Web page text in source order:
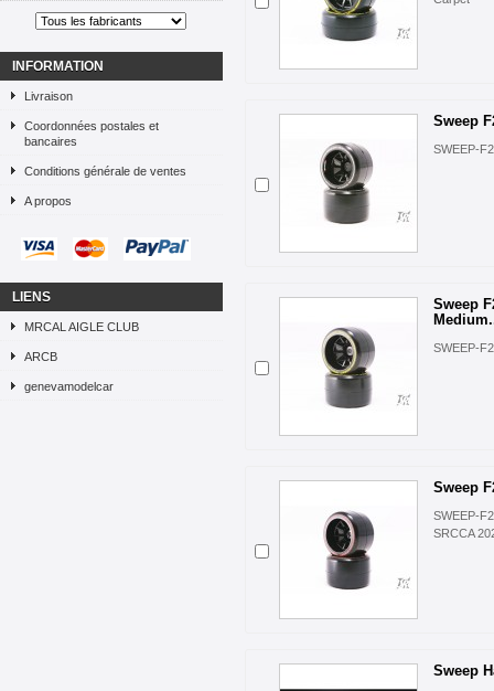
INFORMATION
Livraison
Coordonnées postales et
bancaires
Conditions générale de ventes
A propos
LIENS
MRCAL AIGLE CLUB
ARCB
genevamodelcar
Sweep
SWEEP-
Sweep
SWEEP-
Sweep
SWEEP-
SRCCA
Sweep